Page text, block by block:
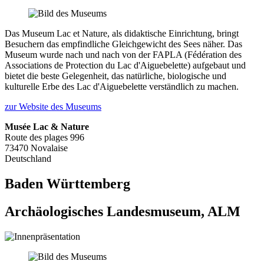
Das Museum Lac et Nature, als didaktische Einrichtung, bringt
Besuchern das empfindliche Gleichgewicht des Sees näher. Das
Museum wurde nach und nach von der FAPLA (Fédération des
Associations de Protection du Lac d'Aiguebelette) aufgebaut und
bietet die beste Gelegenheit, das natürliche, biologische und
kulturelle Erbe des Lac d'Aiguebelette verständlich zu machen.
zur Website des Museums
Musée Lac & Nature
Route des plages 996
73470 Novalaise
Deutschland
Baden Württemberg
Archäologisches Landesmuseum, ALM